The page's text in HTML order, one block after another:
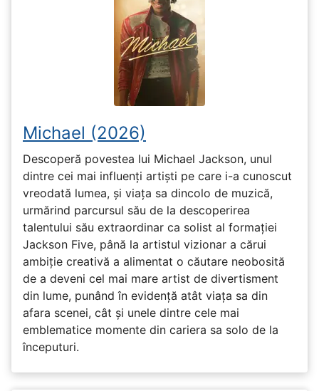
Michael (2026)
Descoperă povestea lui Michael Jackson, unul
dintre cei mai influenți artiști pe care i-a cunoscut
vreodată lumea, și viața sa dincolo de muzică,
urmărind parcursul său de la descoperirea
talentului său extraordinar ca solist al formației
Jackson Five, până la artistul vizionar a cărui
ambiție creativă a alimentat o căutare neobosită
de a deveni cel mai mare artist de divertisment
din lume, punând în evidență atât viața sa din
afara scenei, cât și unele dintre cele mai
emblematice momente din cariera sa solo de la
începuturi.